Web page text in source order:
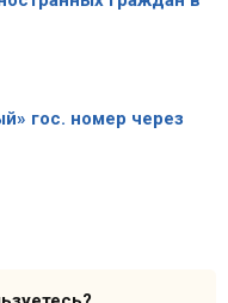
гос. номер через